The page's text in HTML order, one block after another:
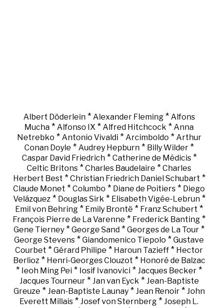
Albert Döderlein* Alexander Fleming* Alfons
Mucha * Alfonso IX * Alfred Hitchcock * Anna
Netrebko * Antonio Vivaldi* Arcimboldo * Arthur
Conan Doyle * Audrey Hepburn * Billy Wilder *
Caspar David Friedrich* Catherine de Médicis*
Celtic Britons * Charles Baudelaire * Charles
Herbert Best * Christian Friedrich Daniel Schubart *
Claude Monet * Columbo * Diane de Poitiers * Diego
Velázquez * Douglas Sirk * Elisabeth Vigée-Lebrun*
Emil von Behring * Emily Brontë * Franz Schubert *
François Pierre de La Varenne * Frederick Banting *
Gene Tierney * George Sand * Georges de La Tour *
George Stevens * Giandomenico Tiepolo * Gustave
Courbet * Gérard Philipe * Haroun Tazieff * Hector
Berlioz * Henri-Georges Clouzot * Honoré de Balzac
* Ieoh Ming Pei * Iosif Ivanovici * Jacques Becker *
Jacques Tourneur* Jan van Eyck * Jean-Baptiste
Greuze * Jean-Baptiste Launay* Jean Renoir* John
Everett Millais * Josef von Sternberg * Joseph L.